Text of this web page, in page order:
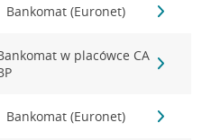
Bankomat (Euronet)
w placówce CA
Bankomat (Euronet)